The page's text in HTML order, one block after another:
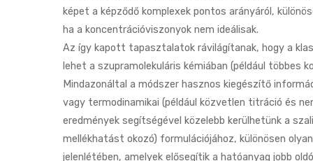
képet a képződő komplexek pontos arányáról,
ha a koncentrációviszonyok nem ideálisak.
Az így kapott tapasztalatok rávilágítanak, hogy a
lehet a szupramolekuláris kémiában (például többes
Mindazonáltal a módszer hasznos kiegészítő
vagy termodinamikai (például közvetlen titráció és
eredmények segítségével közelebb kerülhetünk a
mellékhatást okozó) formulációjához, különösen
jelenlétében, amelyek elősegítik a hatóanyag jobb